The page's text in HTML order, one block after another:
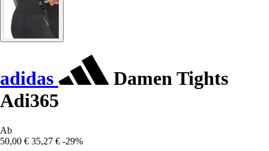
adidas
Damen Tights
Adi365
Ab
50,00 € 35,27 € -29%